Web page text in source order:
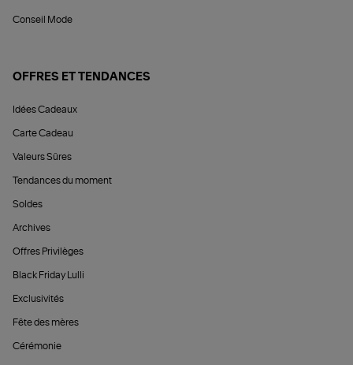
Conseil Mode
OFFRES ET TENDANCES
Idées Cadeaux
Carte Cadeau
Valeurs Sûres
Tendances du moment
Soldes
Archives
Offres Privilèges
Black Friday Lulli
Exclusivités
Fête des mères
Cérémonie